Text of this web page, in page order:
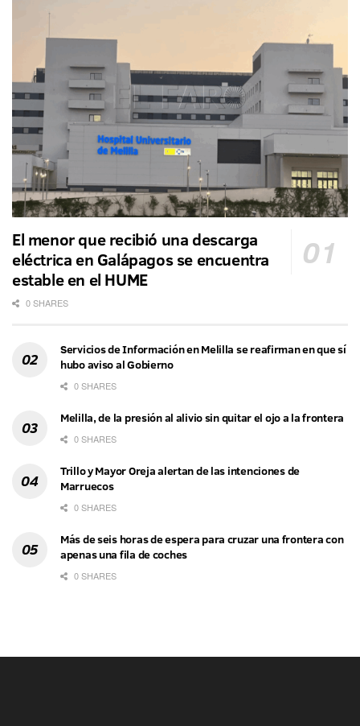
El menor que recibió una descarga
eléctrica en Galápagos se encuentra
estable en el HUME
0 SHARES
Servicios de Información en Melilla se reafirman en que sí
hubo aviso al Gobierno
0 SHARES
Melilla, de la presión al alivio sin quitar el ojo a la frontera
0 SHARES
Trillo y Mayor Oreja alertan de las intenciones de
Marruecos
0 SHARES
Más de seis horas de espera para cruzar una frontera con
apenas una fila de coches
0 SHARES